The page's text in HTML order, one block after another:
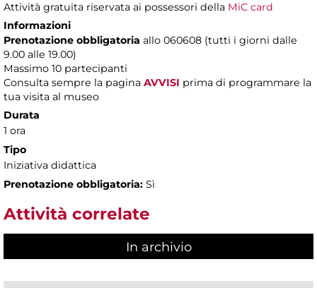
Attività gratuita riservata ai possessori della MiC card
Informazioni
Prenotazione obbligatoria allo 060608 (tutti i giorni dalle
9.00 alle 19.00)
Massimo 10 partecipanti
Consulta sempre la pagina AVVISI prima di programmare la
tua visita al museo
Durata
1 ora
Tipo
Iniziativa didattica
Prenotazione obbligatoria: Sì
Attività correlate
In archivio